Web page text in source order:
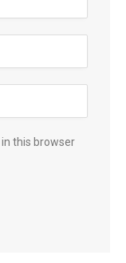
this browser